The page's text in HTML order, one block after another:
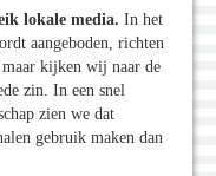
lokale media. In het
aangeboden, richten
kijken wij naar de
zin. In een snel
zien we dat
gebruik maken dan